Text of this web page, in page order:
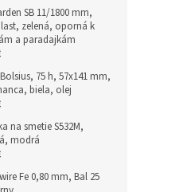
SB 11/1800 mm,
zelená, oporná k
a paradajkám
75 h, 57x141 mm,
biela, olej
na smetie S532M,
modrá
Fe 0,80 mm, Bal 25